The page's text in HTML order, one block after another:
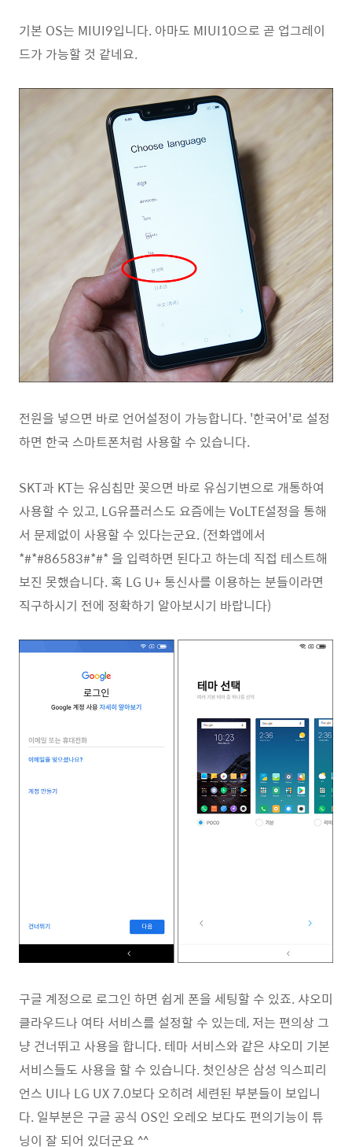
기본 OS는 MIUI9입니다. 아마도 MIUI10으로 곧 업그레이
드가 가능할 것 같네요.
전원을 넣으면 바로 언어설정이 가능합니다. '한국어'로 설정
하면 한국 스마트폰처럼 사용할 수 있습니다.
SKT과 KT는 유심칩만 꽂으면 바로 유심기변으로 개통하여
사용할 수 있고, LG유플러스도 요즘에는 VoLTE설정을 통해
서 문제없이 사용할 수 있다는군요. (전화앱에서
*#*#86583#*#* 을 입력하면 된다고 하는데 직접 테스트해
보진 못했습니다. 혹 LG U+ 통신사를 이용하는 분들이라면
직구하시기 전에 정확하기 알아보시기 바랍니다)
구글 계정으로 로그인 하면 쉽게 폰을 세팅할 수 있죠. 샤오미
클라우드나 여타 서비스를 설정할 수 있는데, 저는 편의상 그
냥 건너뛰고 사용을 합니다. 테마 서비스와 같은 샤오미 기본
서비스들도 사용을 할 수 있습니다. 첫인상은 삼성 익스피리
언스 UI나 LG UX 7.0보다 오히려 세련된 부분들이 보입니
다. 일부분은 구글 공식 OS인 오레오 보다도 편의기능이 튜
닝이 잘 되어 있더군요 ^^